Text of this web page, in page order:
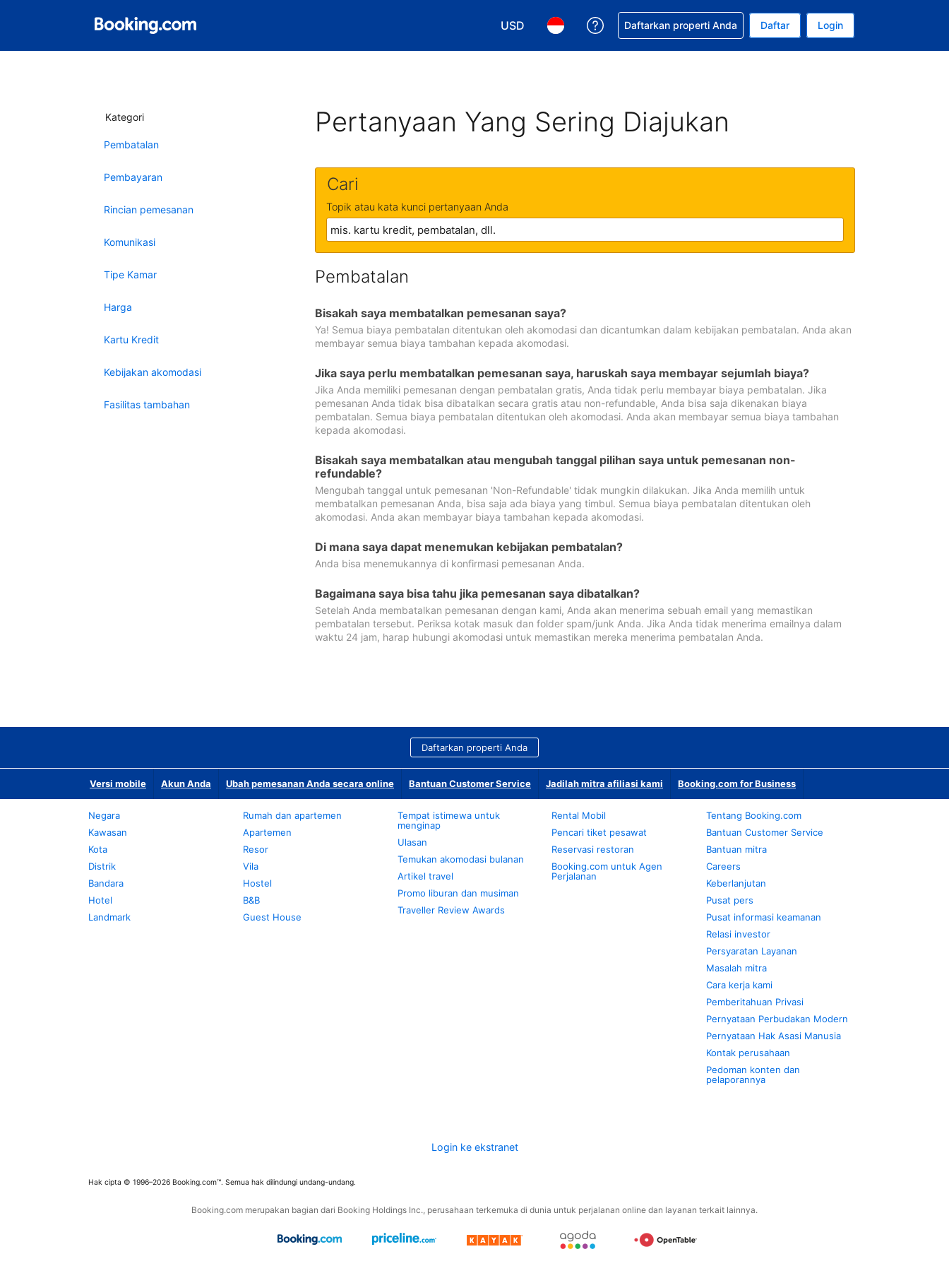
USD
Pilih mata uang Anda. Mata uang Anda saat ini adalah Dolar Amerika Serikat
Pilih bahasa Anda. Bahasa Anda saat ini adalah Bahasa Indonesia
Dapatkan bantuan untuk pemesanan Anda
Daftarkan properti Anda Daftar Login
Kategori
Pembatalan
Pembayaran
Rincian pemesanan
Komunikasi
Tipe Kamar
Harga
Kartu Kredit
Kebijakan akomodasi
Fasilitas tambahan
Pertanyaan Yang Sering Diajukan
Cari
Topik atau kata kunci pertanyaan Anda
Pembatalan
Bisakah saya membatalkan pemesanan saya?
Ya! Semua biaya pembatalan ditentukan oleh akomodasi dan dicantumkan dalam kebijakan pembatalan. Anda akan
membayar semua biaya tambahan kepada akomodasi.
Jika saya perlu membatalkan pemesanan saya, haruskah saya membayar sejumlah biaya?
Jika Anda memiliki pemesanan dengan pembatalan gratis, Anda tidak perlu membayar biaya pembatalan. Jika
pemesanan Anda tidak bisa dibatalkan secara gratis atau non-refundable, Anda bisa saja dikenakan biaya
pembatalan. Semua biaya pembatalan ditentukan oleh akomodasi. Anda akan membayar semua biaya tambahan
kepada akomodasi.
Bisakah saya membatalkan atau mengubah tanggal pilihan saya untuk pemesanan non-
refundable?
Mengubah tanggal untuk pemesanan 'Non-Refundable' tidak mungkin dilakukan. Jika Anda memilih untuk
membatalkan pemesanan Anda, bisa saja ada biaya yang timbul. Semua biaya pembatalan ditentukan oleh
akomodasi. Anda akan membayar biaya tambahan kepada akomodasi.
Di mana saya dapat menemukan kebijakan pembatalan?
Anda bisa menemukannya di konfirmasi pemesanan Anda.
Bagaimana saya bisa tahu jika pemesanan saya dibatalkan?
Setelah Anda membatalkan pemesanan dengan kami, Anda akan menerima sebuah email yang memastikan
pembatalan tersebut. Periksa kotak masuk dan folder spam/junk Anda. Jika Anda tidak menerima emailnya dalam
waktu 24 jam, harap hubungi akomodasi untuk memastikan mereka menerima pembatalan Anda.
Daftarkan properti Anda
Versi mobile Akun Anda Ubah pemesanan Anda secara online Bantuan Customer Service Jadilah mitra afiliasi kami Booking.com for Business
Negara
Kawasan
Kota
Distrik
Bandara
Hotel
Landmark
Rumah dan apartemen
Apartemen
Resor
Vila
Hostel
B&B
Guest House
Tempat istimewa untuk
menginap
Ulasan
Temukan akomodasi bulanan
Artikel travel
Promo liburan dan musiman
Traveller Review Awards
Rental Mobil
Pencari tiket pesawat
Reservasi restoran
Booking.com untuk Agen
Perjalanan
Tentang Booking.com
Bantuan Customer Service
Bantuan mitra
Careers
Keberlanjutan
Pusat pers
Pusat informasi keamanan
Relasi investor
Persyaratan Layanan
Masalah mitra
Cara kerja kami
Pemberitahuan Privasi
Pernyataan Perbudakan Modern
Pernyataan Hak Asasi Manusia
Kontak perusahaan
Pedoman konten dan
pelaporannya
Login ke ekstranet
Hak cipta © 1996–2026 Booking.com™. Semua hak dilindungi undang-undang.
Booking.com merupakan bagian dari Booking Holdings Inc., perusahaan terkemuka di dunia untuk perjalanan online dan layanan terkait lainnya.